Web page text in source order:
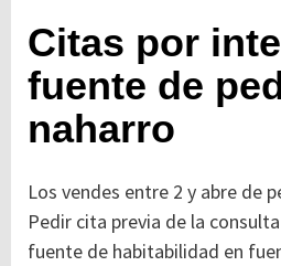
Citas por
fuente de
naharro
Los vendes entre 2 y abre de
Pedir cita previa de la
fuente de habitabilidad en